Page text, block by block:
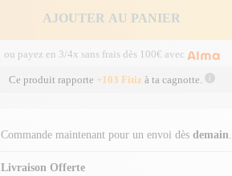
AJOUTER AU PANIER
ou payez en 3/4x sans frais dès 100€ avec
Ce produit rapporte +103 Fitizà ta cagnotte.
Commande maintenant pour un envoi dès demain.
Livraison Offerte